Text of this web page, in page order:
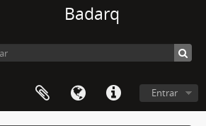
Badarq
Entrar